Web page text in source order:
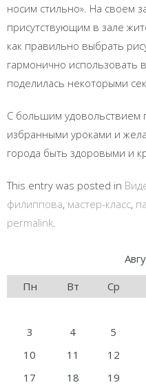
носим стильно». На своем
присутствующим в зале
как правильно выбрать
гармонично использовать
поделилась некоторыми
С большим удовольствием
избранными уроками и
города быть здоровыми и
This entry was posted in
филиппова, мастер-класс,
permalink
Пн
Вт Ср
3
4 5
10
11 12
17
18 19